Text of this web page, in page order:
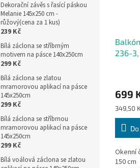
Dekorační závěs s řasící páskou
Melanie 145x250 cm -
růžový(cena za 1 kus)
239 Kč
Bílá záclona se stříbrným
motivem na pásce 140x250cm
299 Kč
Bílá záclona se zlatou
mramorovou aplikací na pásce
145x250cm
299 Kč
Bílá záclona se stříbrnou
mramorovou aplikací na pásce
145x250cm
299 Kč
Bílá voálová záclona se zlatou
236-
699
Měrná
cena:
349,50
Okenní
150